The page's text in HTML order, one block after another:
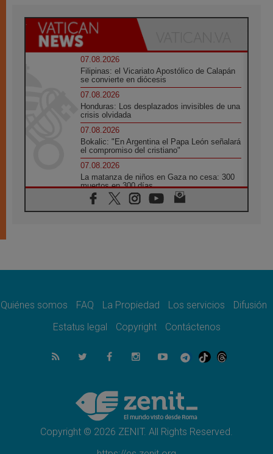
07.08.2026
Filipinas: el Vicariato Apostólico de Calapán
se convierte en diócesis
07.08.2026
Honduras: Los desplazados invisibles de una
crisis olvidada
07.08.2026
Bokalic: "En Argentina el Papa León señalará
el compromiso del cristiano"
07.08.2026
La matanza de niños en Gaza no cesa: 300
muertos en 300 días
07.08.2026
Tagle: La guerra desfigura el mundo, solo la
como misión al servicio del Evangelio
SIGNIS 2026, dar voz a las religiosas en el
07.08.2026
Lanzan un proyecto de empoderamiento
Programa oficial del Viaje Apostólico del
Papa León XIV a Francia
Quiénes somos FAQ La Propiedad Los servicios
Difusión
Estatus legal
Copyright Contáctenos
Copyright © 2026 ZENIT. All Rights Reserved.